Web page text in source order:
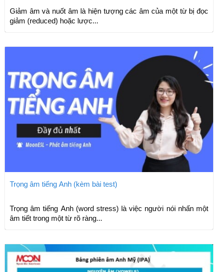
Giảm âm và nuốt âm là hiện tượng các âm của một từ bị đọc
giảm (reduced) hoặc lược...
Trọng âm tiếng Anh (kèm bài test)
Trọng âm tiếng Anh (word stress) là việc người nói nhấn một
âm tiết trong một từ rõ ràng...